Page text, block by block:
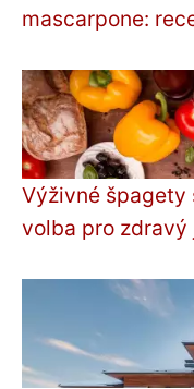
mascarpone:
Výživné špagety
volba pro